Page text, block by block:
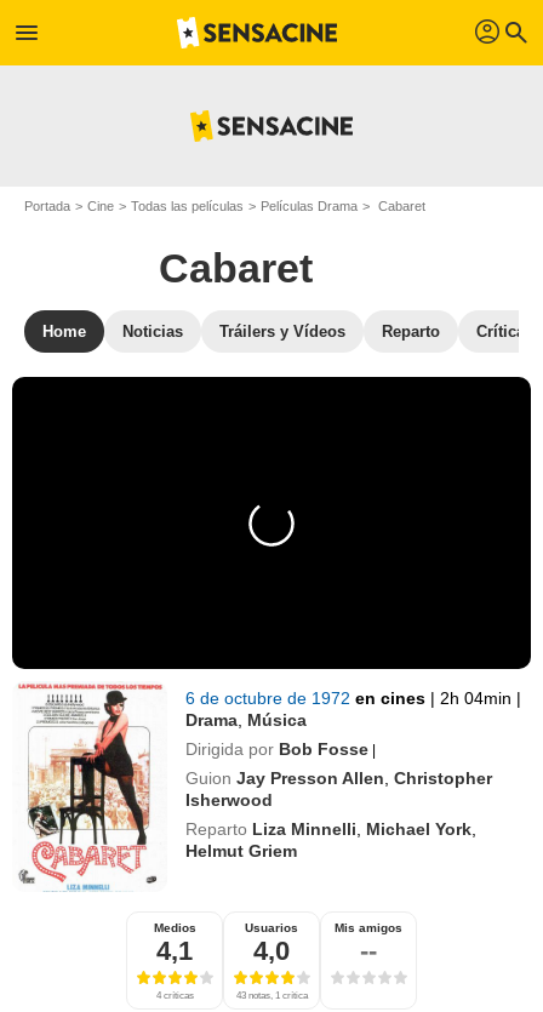
menu profil search
Portada Cine Todas las películas Películas Drama Cabaret
Cabaret
Home Noticias Tráilers y Vídeos Reparto Críticas
6 de octubre de 1972en cines | 2h 04min |
Drama Música
Dirigida por Bob Fosse |
Guion Jay Presson Allen ,Christopher
Isherwood
Reparto Liza Minnelli Michael York
Helmut Griem
Medios
4,1
4 críticas
Usuarios
4,0
43 notas, 1 crítica
Mis amigos
--